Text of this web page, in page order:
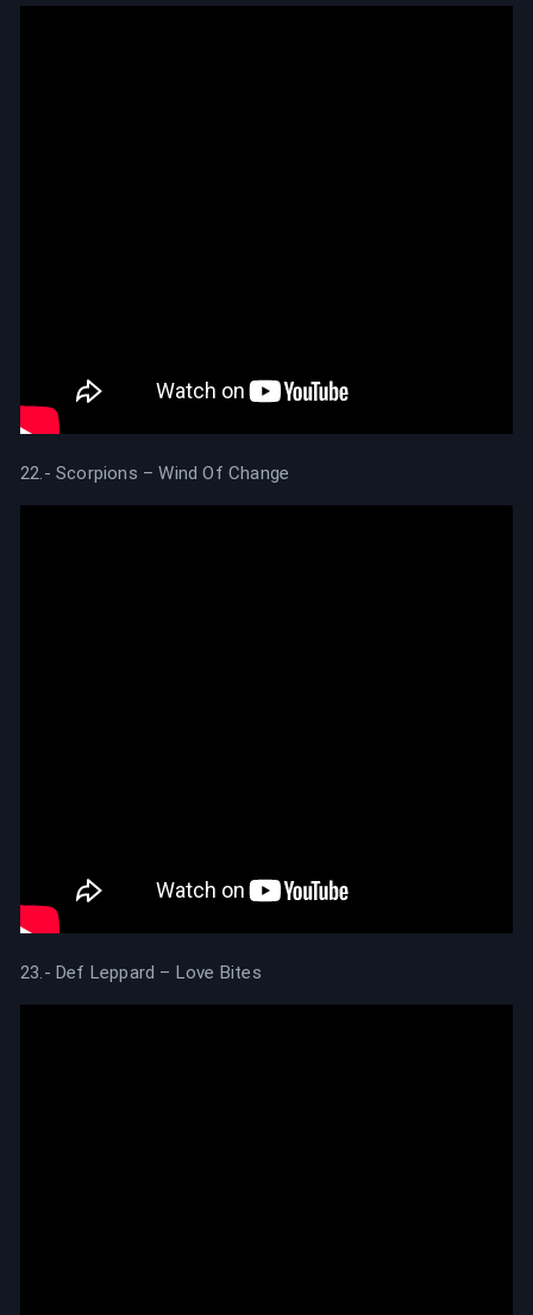
22.- Scorpions – Wind Of Change
23.- Def Leppard – Love Bites